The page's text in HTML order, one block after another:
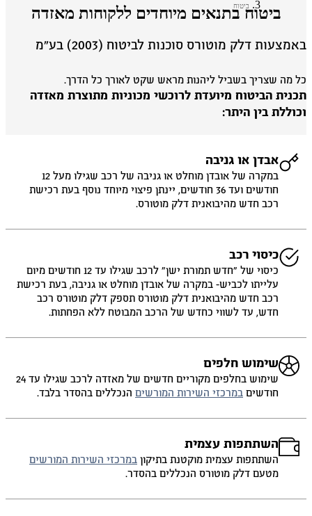
ביטוח
ביטוח בתנאים מיוחדים ללקוחות מאזדה
דלק מוטורס סוכנות לביטוח (2003) בע״מ
מה שצריך בשביל ליהנות מראש שקט לאורך כל הדרך.
הביטוח מיועדת לרוכשי מכוניות מתוצרת מאזדה
בין היתר:
אבדן או גניבה
במקרה של אובדן מוחלט או גניבה של רכב שגילו מעל 12
חודשים ועד 36 חודשים, יינתן פיצוי מיוחד נוסף בעת רכישת
רכב חדש מהיבואנית דלק מוטורס.
כיסוי רכב
כיסוי של ״חדש תמורת ישן״ לרכב שגילו עד 12 חודשים מיום
עלייתו לכביש- במקרה של אובדן מוחלט או גניבה, בעת רכישת
רכב חדש מהיבואנית דלק מוטורס תספק דלק מוטורס רכב
חדש, עד לשווי כחדש של הרכב המבוטח ללא הפחתות.
שימוש חלפים
שימוש בחלפים מקוריים חדשים של מאזדה לרכב שגילו עד 24
חודשיםבמרכזי השירות המורשיםהנכללים בהסדר בלבד.
השתתפות עצמית
השתתפות עצמית מוקטנת בתיקוןבמרכזי השירות המורשים
מטעם דלק מוטורס הנכללים בהסדר.